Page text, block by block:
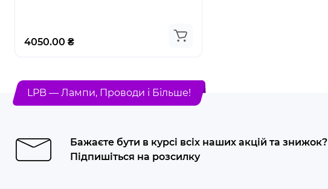
4050.00 ₴
LPB — Лампи, Проводи і Більше!
Бажаєте бути в курсі всіх наших акцій та знижок?
Підпишіться на розсилку